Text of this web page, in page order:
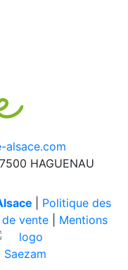
alsace.com
HAGUENAU
Politique des
vente| Mentions